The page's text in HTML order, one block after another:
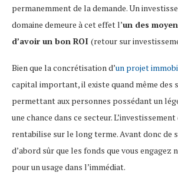
permanemment de la demande. Un
domaine demeure à cet effet l’un des
d’avoir un bon ROI (retour sur
Bien que la concrétisation d’un projet
capital important, il existe quand même des
permettant aux personnes possédant un
une chance dans ce secteur.
rentabilise sur le long terme. Avant donc de
d’abord sûr que les fonds que vous engagez
pour un usage dans l’immédiat.